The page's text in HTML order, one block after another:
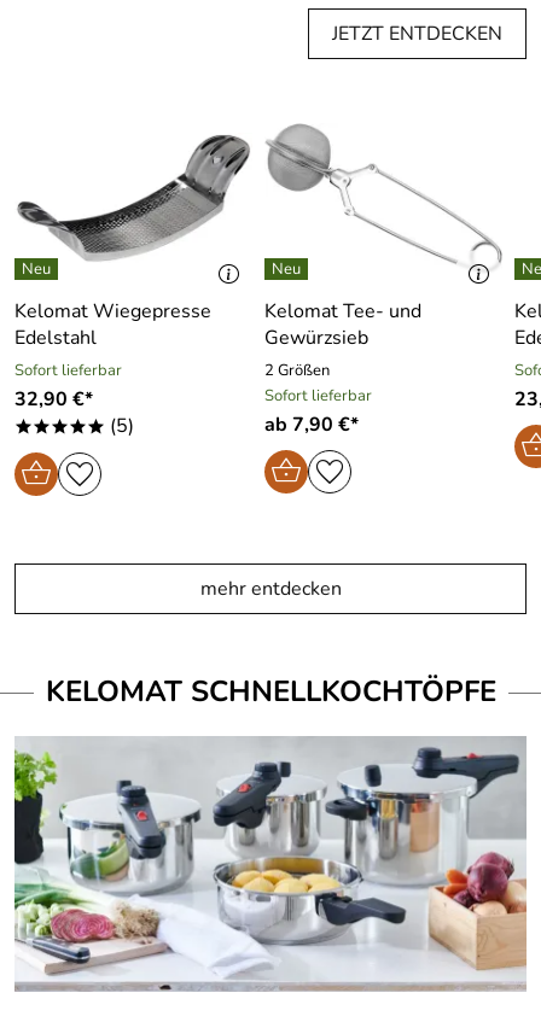
JETZT ENTDECKEN
Kelomat Wiegepresse
Edelstahl
Sofort lieferbar
32,90 €*
***** (5)
Kelomat Tee- und
Gewürzsieb
2 Größen
Sofort lieferbar
ab 7,90 €*
mehr entdecken
KELOMAT SCHNELLKOCHTÖPFE